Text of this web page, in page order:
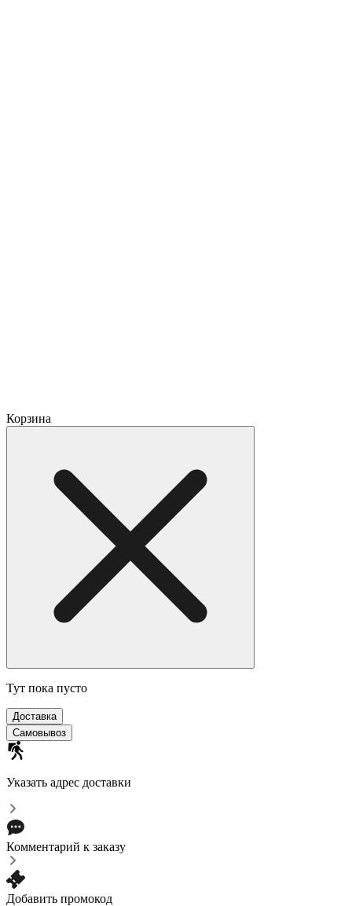
Корзина
Тут пока пусто
Доставка
Самовывоз
Указать адрес доставки
Комментарий к заказу
Добавить промокод